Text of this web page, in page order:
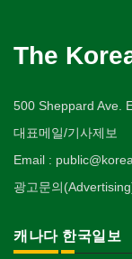
The
500 Sheppard Ave.
대표메일/기사제보
Email :
광고문의
캐나다 한국일보